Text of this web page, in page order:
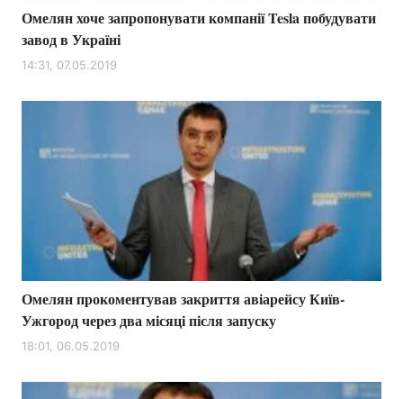
Омелян хоче запропонувати компанії Tesla побудувати
завод в Україні
14:31, 07.05.2019
Омелян прокоментував закриття авіарейсу Київ-
Ужгород через два місяці після запуску
18:01, 06.05.2019